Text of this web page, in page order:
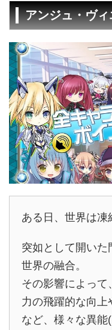
アンジュ・ヴ
ある日、世界は凍
突如として開いた
世界の融合。
その影響によっ
力の飛躍的な向上
など、様々な異能